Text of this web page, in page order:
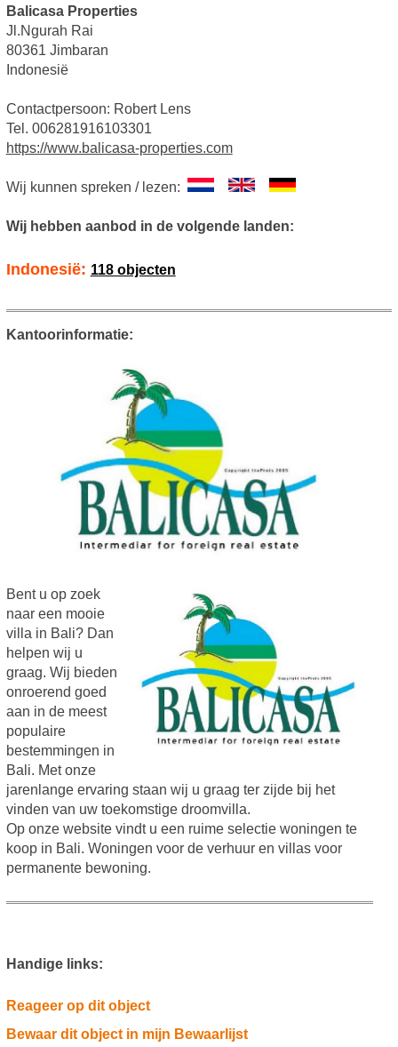
Balicasa Properties
Jl.Ngurah Rai
80361 Jimbaran
Indonesië
Contactpersoon: Robert Lens
Tel. 006281916103301
https://www.balicasa-properties.com
Wij kunnen spreken / lezen:
Wij hebben aanbod in de volgende landen:
Indonesië: 118 objecten
Kantoorinformatie:
Bent u op zoek
naar een mooie
villa in Bali? Dan
helpen wij u
graag. Wij bieden
onroerend goed
aan in de meest
populaire
bestemmingen in
Bali. Met onze
jarenlange ervaring staan wij u graag ter zijde bij het
vinden van uw toekomstige droomvilla.
Op onze website vindt u een ruime selectie woningen te
koop in Bali. Woningen voor de verhuur en villas voor
permanente bewoning.
Handige links:
Reageer op dit object
Bewaar dit object in mijn Bewaarlijst